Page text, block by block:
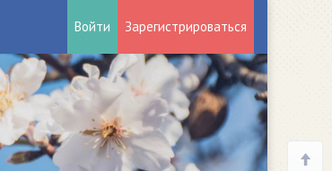
Войти Зарегистрироваться